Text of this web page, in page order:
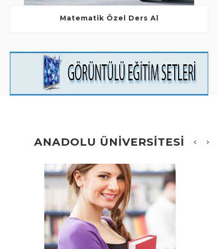
Matematik Özel Ders Al
ANADOLU ÜNİVERSİTESİ